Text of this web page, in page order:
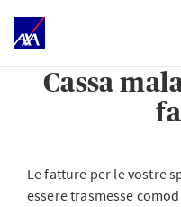
Cassa
Le fatture per le vostre
essere trasmesse